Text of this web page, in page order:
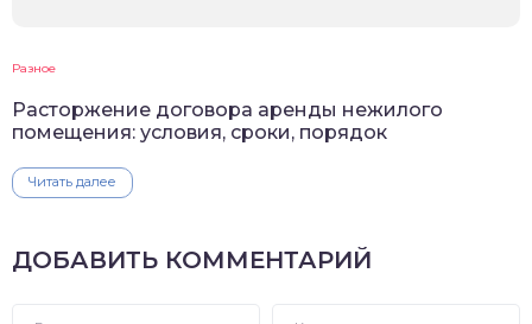
Разное
Расторжение договора аренды нежилого
помещения: условия, сроки, порядок
Читать далее
ДОБАВИТЬ КОММЕНТАРИЙ